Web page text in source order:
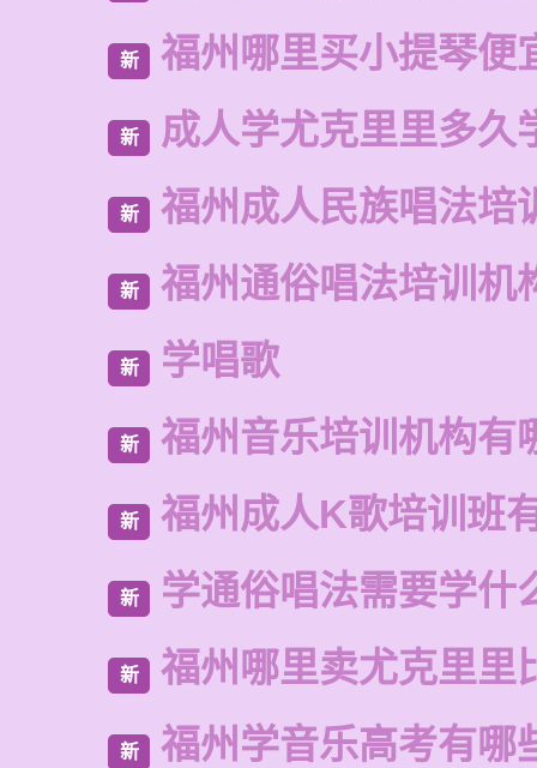
新 福州哪里买小提琴便
新 成人学尤克里里多久
新 福州成人民族唱法培
新 福州通俗唱法培训机
新 学唱歌
新 福州音乐培训机构有
新 福州成人K歌培训班
新 学通俗唱法需要学什
新 福州哪里卖尤克里里
新 福州学音乐高考有哪